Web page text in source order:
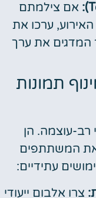
אם צילמתם
ערכו את
המדגים את ערך
תמונות
רב-עוצמה. הן
את המשתתפים
עתידיים:
צרו אלבום ייעודי